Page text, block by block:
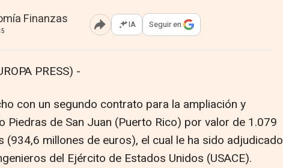
Finanzas
Abrir opciones para compartir
IA Seguir en
PRESS) -
con un segundo contrato para la ampliación y
Piedras de San Juan (Puerto Rico) por valor de 1.079
(934,6 millones de euros), el cual le ha sido adjudicado
del Ejército de Estados Unidos (USACE).